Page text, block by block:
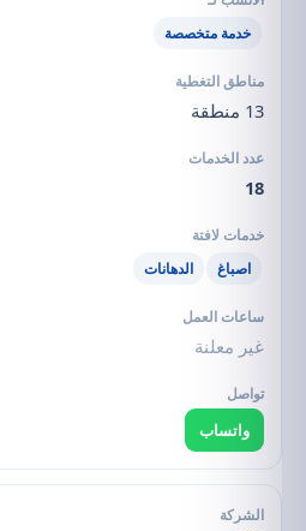
خدمة متخصصة
13 منطقة
18
اصباغ الدهانات
غير معلنة
واتساب